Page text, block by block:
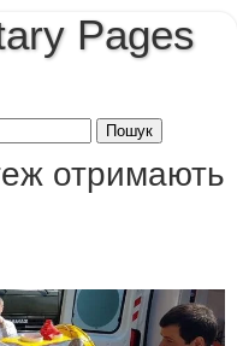
Pages
отримають